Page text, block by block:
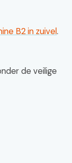
B2 in zuivel.
de veilige